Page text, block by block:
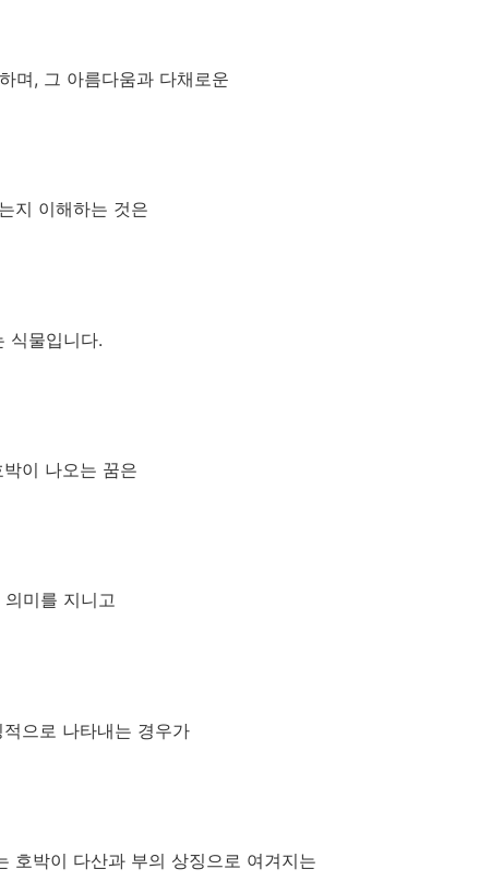
며, 그 아름다움과 다채로운
지 이해하는 것은
식물입니다.
이 나오는 꿈은
미를 지니고
으로 나타내는 경우가
호박이 다산과 부의 상징으로 여겨지는